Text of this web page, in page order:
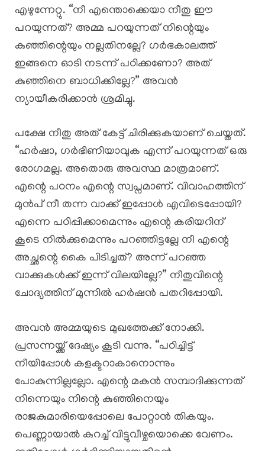
എഴുന്നേറ്റു. “നീ എന്തൊക്കെയാ നീതു ഈ
പറയുന്നത്? അമ്മ പറയുന്നത് നിന്റെയും
കുഞ്ഞിന്റെയും നല്ലതിനല്ലേ? ഗർഭകാലത്ത്
ഇങ്ങനെ ഓടി നടന്ന് പഠിക്കണോ? അത്
കുഞ്ഞിനെ ബാധിക്കില്ലേ?” അവൻ
ന്യായീകരിക്കാൻ ശ്രമിച്ചു.
പക്ഷേ നീതു അത് കേട്ട് ചിരിക്കുകയാണ് ചെയ്തത്.
“ഹർഷാ, ഗർഭിണിയാവുക എന്ന് പറയുന്നത് ഒരു
രോഗമല്ല. അതൊരു അവസ്ഥ മാത്രമാണ്.
എന്റെ പഠനം എന്റെ സ്വപ്നമാണ്. വിവാഹത്തിന്
മുൻപ് നീ തന്ന വാക്ക് ഇപ്പോൾ എവിടെപ്പോയി?
എന്നെ പഠിപ്പിക്കാമെന്നും എന്റെ കരിയറിന്
കൂടെ നിൽക്കുമെന്നും പറഞ്ഞിട്ടല്ലേ നീ എന്റെ
അച്ഛന്റെ കൈ പിടിച്ചത്? അന്ന് പറഞ്ഞ
വാക്കുകൾക്ക് ഇന്ന് വിലയില്ലേ?” നീതുവിന്റെ
ചോദ്യത്തിന് മുന്നിൽ ഹർഷൻ പതറിപ്പോയി.
അവൻ അമ്മയുടെ മുഖത്തേക്ക് നോക്കി.
പ്രസന്നയ്ക്ക് ദേഷ്യം കൂടി വന്നു. “പഠിച്ചിട്ട്
നീയിപ്പോൾ കളക്ടറാകാനൊന്നും
പോകുന്നില്ലല്ലോ. എന്റെ മകൻ സമ്പാദിക്കുന്നത്
നിന്നെയും നിന്റെ കുഞ്ഞിനെയും
രാജകുമാരിയെപ്പോലെ പോറ്റാൻ തികയും.
പെണ്ണായാൽ കുറച്ച് വിട്ടുവീഴ്ചയൊക്കെ വേണം.